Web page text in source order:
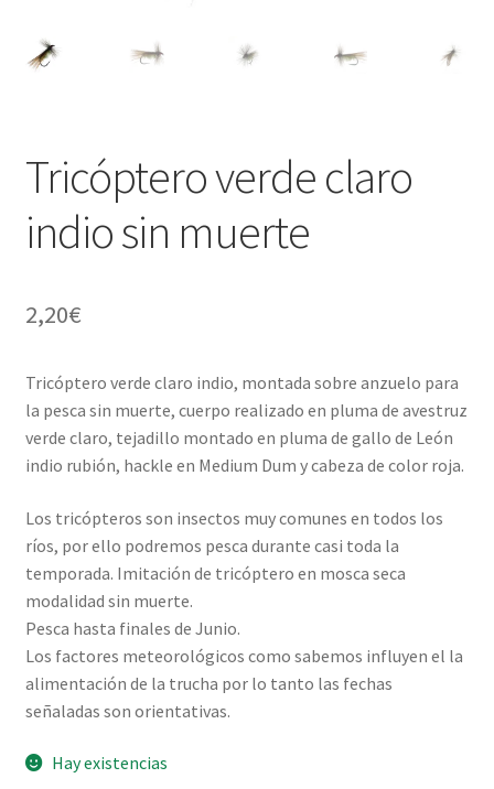
Tricóptero verde claro
indio sin muerte
2,20€
Tricóptero verde claro indio, montada sobre anzuelo para
la pesca sin muerte, cuerpo realizado en pluma de avestruz
verde claro, tejadillo montado en pluma de gallo de León
indio rubión, hackle en Medium Dum y cabeza de color roja.
Los tricópteros son insectos muy comunes en todos los
ríos, por ello podremos pesca durante casi toda la
temporada. Imitación de tricóptero en mosca seca
modalidad sin muerte.
Pesca hasta finales de Junio.
Los factores meteorológicos como sabemos influyen el la
alimentación de la trucha por lo tanto las fechas
señaladas son orientativas.
Hay existencias